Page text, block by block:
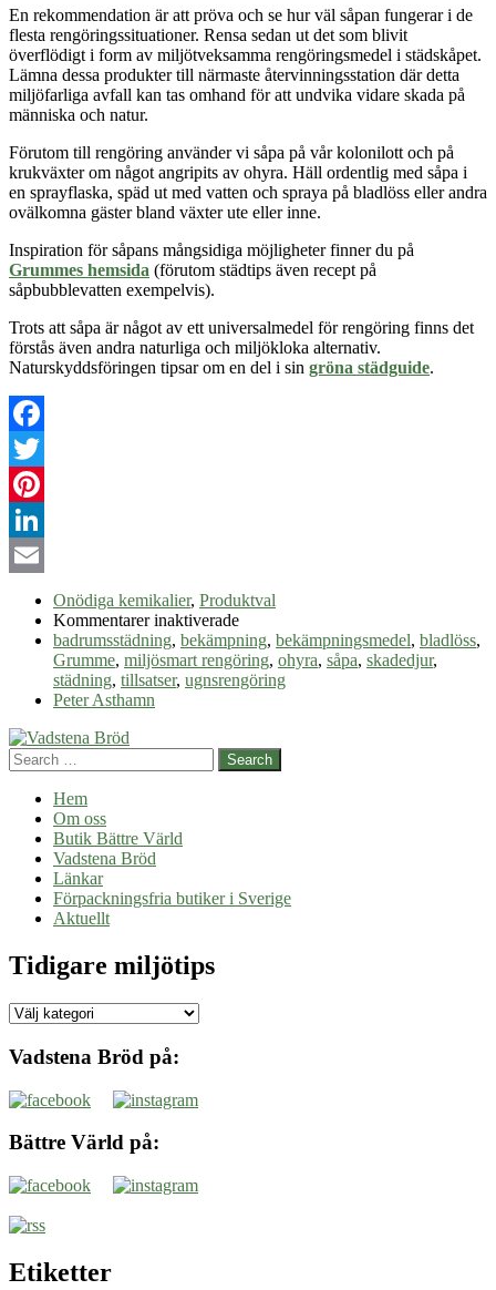
En rekommendation är att pröva och se hur väl såpan fungerar i de
flesta rengöringssituationer. Rensa sedan ut det som blivit
överflödigt i form av miljötveksamma rengöringsmedel i städskåpet.
Lämna dessa produkter till närmaste återvinningsstation där detta
miljöfarliga avfall kan tas omhand för att undvika vidare skada på
människa och natur.
Förutom till rengöring använder vi såpa på vår kolonilott och på
krukväxterom något angripits av ohyra. Häll ordentlig med såpa i
en sprayflaska, späd ut med vatten och spraya på bladlöss eller andra
ovälkomna gäster bland växter ute eller inne.
Inspiration för såpans mångsidiga möjligheter finner du på
Grummes hemsida (förutom städtips även recept på
såpbubblevatten exempelvis).
Trots att såpa är något av ett universalmedel för rengöring finns det
förstås även andra naturliga och miljökloka alternativ.
Naturskyddsföringen tipsar om en del i sin gröna städguide.
Facebook
Twitter
Pinterest
LinkedIn
Onödiga kemikalier, Produktval
Kommentarer inaktiveradeför
Smells
like
green
badrumsstädning, bekämpning, bekämpningsmedel, bladlöss,
Grumme, miljösmart rengöring, ohyra, såpa, skadedjur,
städning, tillsatser, ugnsrengöring
Peter Asthamn
Search
Hem
Om oss
Butik Bättre Värld
Vadstena Bröd
Länkar
Förpackningsfria butiker i Sverige
Aktuellt
Tidigare miljötips
Tidigare
Vadstena Bröd på:
Bättre Värld på:
Etiketter